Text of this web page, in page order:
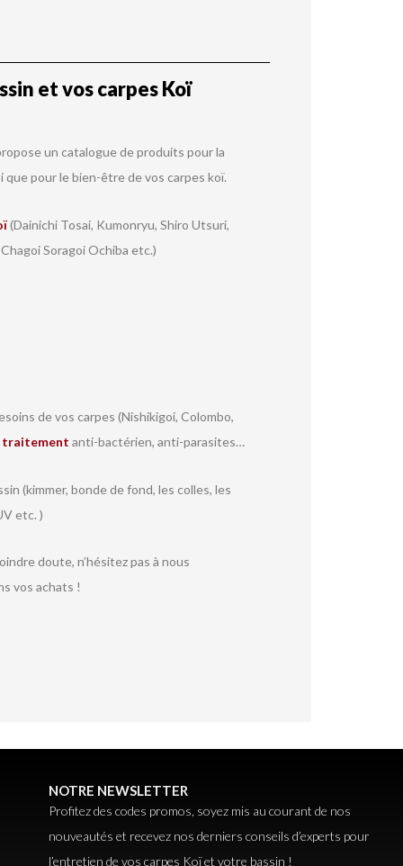
et vos carpes Koï
un catalogue de produits pour la
pour le bien-être de vos carpes koï.
(Dainichi Tosai, Kumonryu, Shiro Utsuri,
Soragoi Ochiba etc.)
de vos carpes (Nishikigoi, Colombo,
traitement anti-bactérien, anti-parasites…
(kimmer, bonde de fond, les colles, les
etc. )
doute, n’hésitez pas à nous
vos achats !
NOTRE NEWSLETTER
Profitez des codes promos, soyez mis au courant de nos
nouveautés et recevez nos derniers conseils d’experts pour
l’entretien de vos carpes Koï et votre bassin !